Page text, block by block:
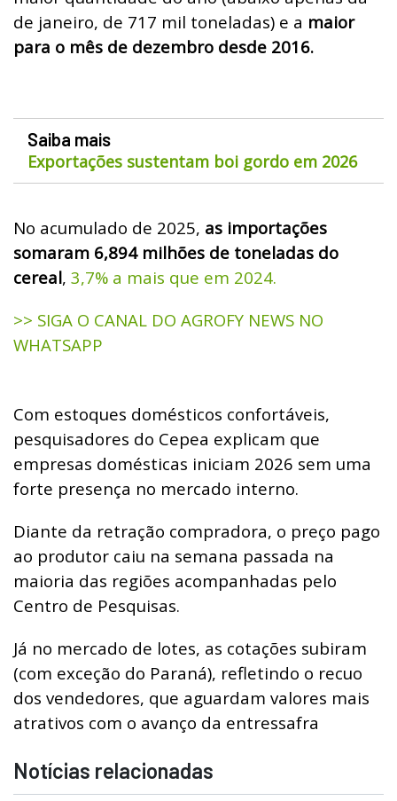
de janeiro, de 717 mil toneladas) e a maior
para o mês de dezembro desde 2016.
Saiba mais
Exportações sustentam boi gordo em 2026
No acumulado de 2025, as importações
somaram 6,894 milhões de toneladas do
cereal, 3,7% a mais que em 2024.
>> SIGA O CANAL DO AGROFY NEWS NO
WHATSAPP
Com estoques domésticos confortáveis,
pesquisadores do Cepea explicam que
empresas domésticas iniciam 2026 sem uma
forte presença no mercado interno.
Diante da retração compradora, o preço pago
ao produtor caiu na semana passada na
maioria das regiões acompanhadas pelo
Centro de Pesquisas.
Já no mercado de lotes, as cotações subiram
(com exceção do Paraná), refletindo o recuo
dos vendedores, que aguardam valores mais
atrativos com o avanço da entressafra
Notícias relacionadas